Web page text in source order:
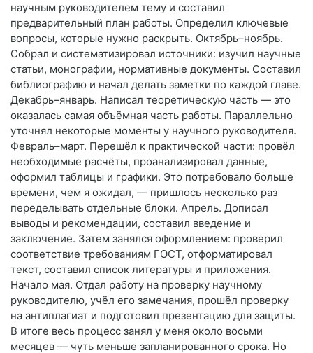
научным руководителем тему и составил
предварительный план работы. Определил ключевые
вопросы, которые нужно раскрыть. Октябрь–ноябрь.
Собрал и систематизировал источники: изучил научные
статьи, монографии, нормативные документы. Составил
библиографию и начал делать заметки по каждой главе.
Декабрь–январь. Написал теоретическую часть — это
оказалась самая объёмная часть работы. Параллельно
уточнял некоторые моменты у научного руководителя.
Февраль–март. Перешёл к практической части: провёл
необходимые расчёты, проанализировал данные,
оформил таблицы и графики. Это потребовало больше
времени, чем я ожидал, — пришлось несколько раз
переделывать отдельные блоки. Апрель. Дописал
выводы и рекомендации, составил введение и
заключение. Затем занялся оформлением: проверил
соответствие требованиям ГОСТ, отформатировал
текст, составил список литературы и приложения.
Начало мая. Отдал работу на проверку научному
руководителю, учёл его замечания, прошёл проверку
на антиплагиат и подготовил презентацию для защиты.
В итоге весь процесс занял у меня около восьми
месяцев — чуть меньше запланированного срока. Но